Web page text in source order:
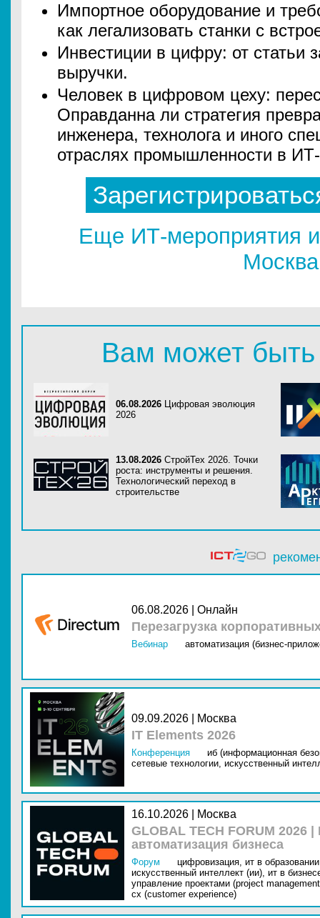
Импортное оборудование и
как легализовать станки с
Инвестиции в цифру: от статьи
выручки.
Человек в цифровом цеху:
Оправданна ли стратегия
инженера, технолога и иного
отраслях промышленности в
Еще ИТ-мероприятия
Москва
Вам может быть
06.08.2026 Цифровая эволюция
2026
13.08.2026 СтройТех 2026. Точки
роста: инструменты и решения.
Технологический переход в
строительстве
06.08.2026 | Онлайн
Перезагрузка
Вебинар автоматизация (бизнес-
09.09.2026 | Москва
IT Elements 2026
Конференция
иб (информационная
сетевые технологии, искусственный
16.10.2026 | Москва
GLOBAL TECH FORUM
автоматизация бизнеса
Форум цифровизация, ит в
искусственный интеллект (ии), ит в
управление проектами (project
cx (customer experience)